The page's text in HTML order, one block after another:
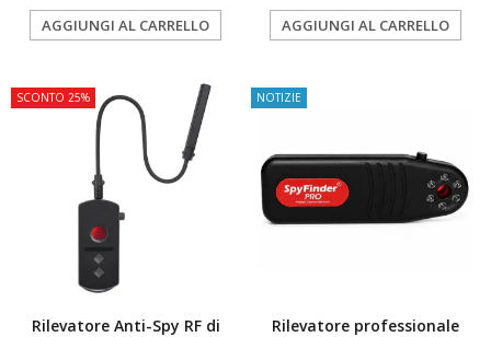
AGGIUNGI AL CARRELLO AGGIUNGI AL CARRELLO
SCONTO 25%
Rilevatore Anti-Spy RF di
NOTIZIE
Rilevatore professionale